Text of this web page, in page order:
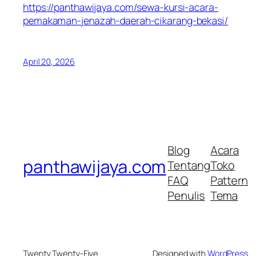
https://panthawijaya.com/sewa-kursi-acara-
pemakaman-jenazah-daerah-cikarang-bekasi/
April 20, 2026
panthawijaya.com
Blog
Tentang
FAQ
Penulis
Acara
Toko
Pattern
Tema
Twenty Twenty-Five Designed withWordPress